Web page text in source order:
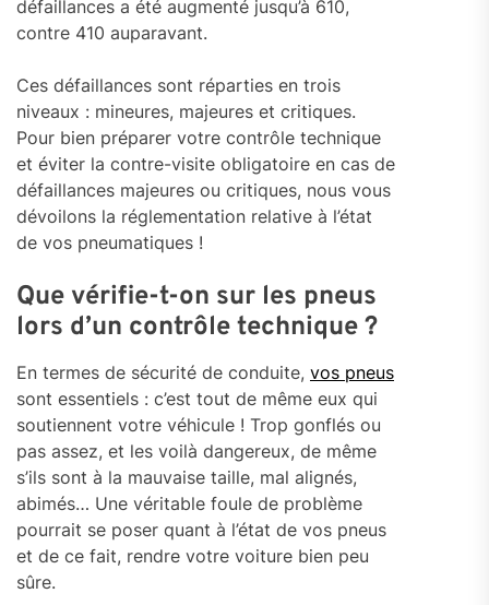
défaillances a été augmenté jusqu’à 610,
contre 410 auparavant.
Ces défaillances sont réparties en trois
niveaux : mineures, majeures et critiques.
Pour bien préparer votre contrôle technique
et éviter la contre-visite obligatoire en cas de
défaillances majeures ou critiques, nous vous
dévoilons la réglementation relative à l’état
de vos pneumatiques !
Que vérifie-t-on sur les pneus
lors d’un contrôle technique ?
En termes de sécurité de conduite, vos pneus
sont essentiels : c’est tout de même eux qui
soutiennent votre véhicule ! Trop gonflés ou
pas assez, et les voilà dangereux, de même
s’ils sont à la mauvaise taille, mal alignés,
abimés… Une véritable foule de problème
pourrait se poser quant à l’état de vos pneus
et de ce fait, rendre votre voiture bien peu
sûre.